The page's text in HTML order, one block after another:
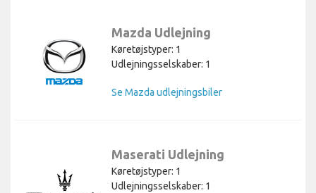
Mazda Udlejning
Køretøjstyper: 1
Udlejningsselskaber: 1
Se Mazda udlejningsbiler
Maserati Udlejning
Køretøjstyper: 1
Udlejningsselskaber: 1